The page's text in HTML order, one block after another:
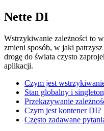
Nette DI
Wstrzykiwanie zależności to
zmieni sposób, w jaki
drogę do świata czysto
aplikacji.
Czym jest
Stan globalny i
Przekazywanie
Czym jest kontener DI?
Często zadawane